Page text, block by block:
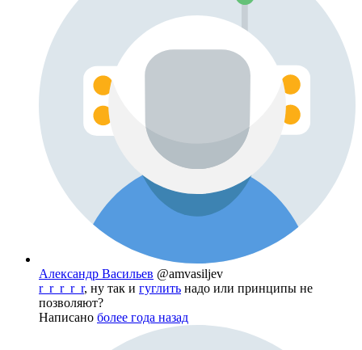
Александр Васильев @amvasiljev
r_r_r_r_r, ну так и гуглить надо или принципы не
позволяют?
Написано более года назад